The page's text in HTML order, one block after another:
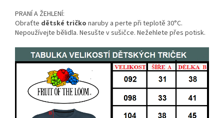
PRANÍ A ŽEHLENÍ:
Obraťte dětské tričko naruby a perte při teplotě 30°C.
Nepoužívejte bělidla. Nesušte v sušičce. Nežehlete přes potisk.